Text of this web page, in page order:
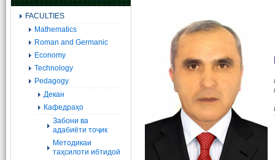
FACULTIES
Mathematics
Roman and Germanic
Economy
Technology
Pedagogy
Декан
Кафедраҳо
Забони ва
адабиёти тоҷик
Методикаи
таҳсилоти ибтидоӣ